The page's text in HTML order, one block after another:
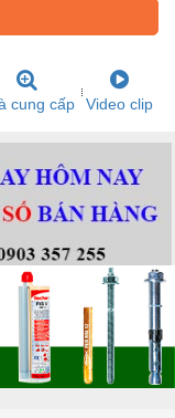
cung cấp Video clip